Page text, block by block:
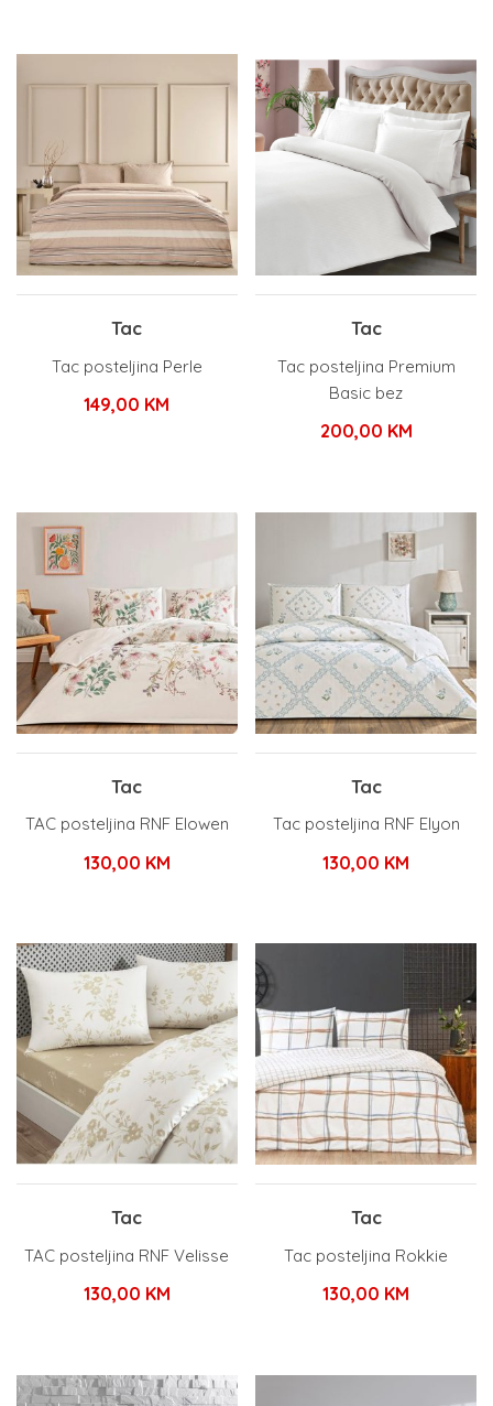
Tac
Tac posteljina Perle
149,00 KM
Tac
Tac posteljina Premium
Basic bez
200,00 KM
Tac
TAC posteljina RNF Elowen
130,00 KM
Tac
Tac posteljina RNF Elyon
130,00 KM
Tac
TAC posteljina RNF Velisse
130,00 KM
Tac
Tac posteljina Rokkie
130,00 KM